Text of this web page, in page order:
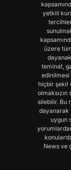
yetkili
üzere
teminat,
edinilmesi
hiçbir şekil
silebilir. Bu
dayanarak
uygun
News ve